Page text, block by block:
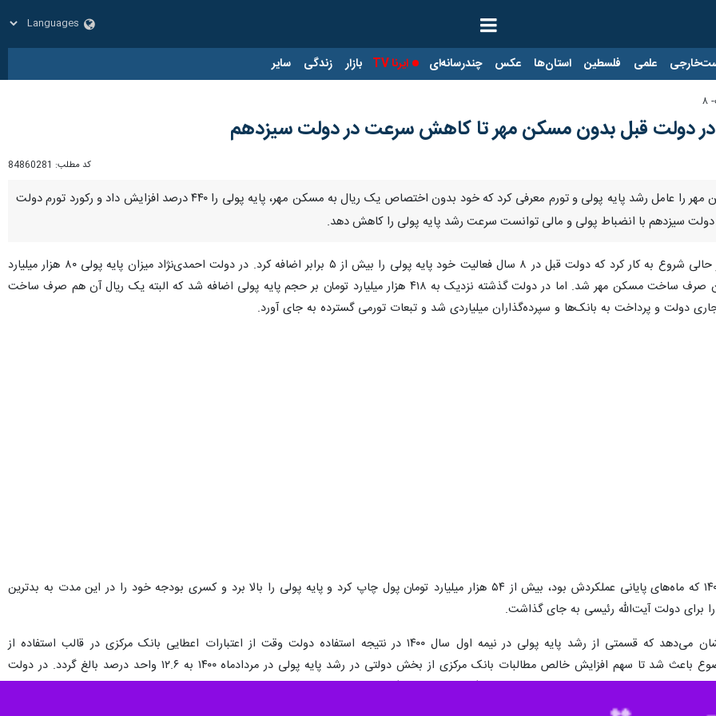
علمی فلسطین استان‌ها عکس چندرسانه‌ای ایرنا TV بازار زندگی سایر
در دولت قبل بدون مسکن مهر تا کاهش سرعت در دولت سیزدهم
کد مطلب: 84860281